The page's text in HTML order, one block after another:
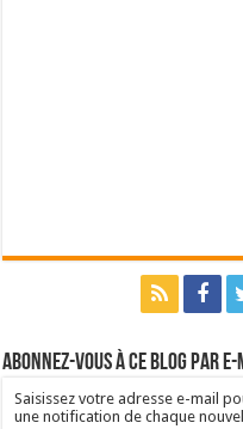
Abonnez-vous à ce blog par
Saisissez votre adresse e-mail
une notification de chaque